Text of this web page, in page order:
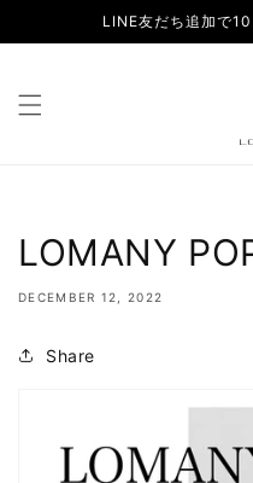
content
LINE友だち追加で
LOMANY
DECEMBER 12, 2022
Share